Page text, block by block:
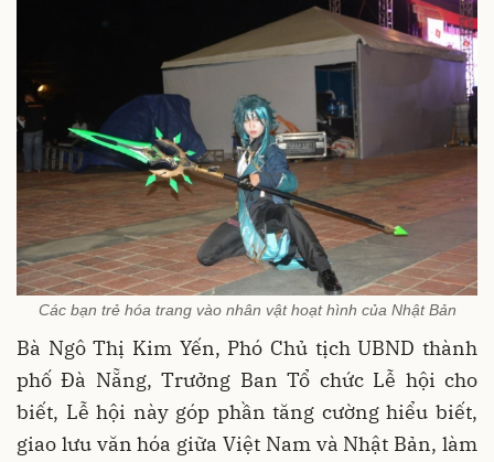
Các bạn trẻ hóa trang vào nhân vật hoạt hình của Nhật Bản
Bà Ngô Thị Kim Yến, Phó Chủ tịch UBND thành
phố Đà Nẵng, Trưởng Ban Tổ chức Lễ hội cho
biết, Lễ hội này góp phần tăng cường hiểu biết,
giao lưu văn hóa giữa Việt Nam và Nhật Bản, làm